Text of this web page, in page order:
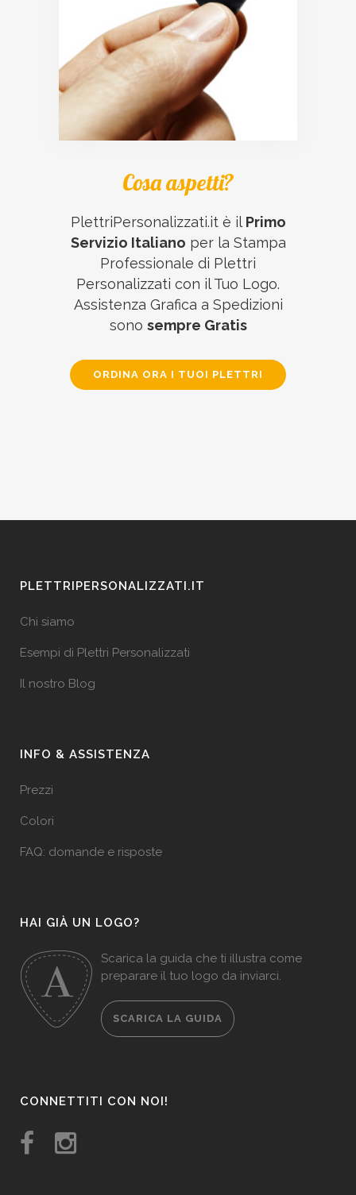
Cosa aspetti?
PlettriPersonalizzati.it è il Primo
Servizio Italiano per la Stampa
Professionale di Plettri
Personalizzati con il Tuo Logo.
Assistenza Grafica a Spedizioni
sono sempre Gratis
ORDINA ORA I TUOI PLETTRI
PLETTRIPERSONALIZZATI.IT
Chi siamo
Esempi di Plettri Personalizzati
Il nostro Blog
INFO & ASSISTENZA
Prezzi
Colori
FAQ: domande e risposte
HAI GIÀ UN LOGO?
Scarica la guida che ti illustra come
preparare il tuo logo da inviarci.
SCARICA LA GUIDA
CONNETTITI CON NOI!